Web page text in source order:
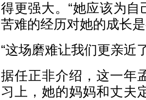
得更强大。“她应该为
苦难的经历对她的成长
“这场磨难让我们更亲近
据任正非介绍，这一年
习上，她的妈妈和丈夫